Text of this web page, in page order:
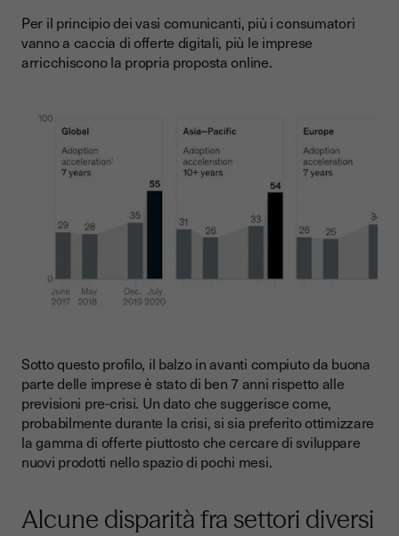
Per il principio dei vasi comunicanti, più i consumatori
vanno a caccia di offerte digitali, più le imprese
arricchiscono la propria proposta online.
Sotto questo profilo, il balzo in avanti compiuto da buona
parte delle imprese è stato di ben 7 anni rispetto alle
previsioni pre-crisi. Un dato che suggerisce come,
probabilmente durante la crisi, si sia preferito ottimizzare
la gamma di offerte piuttosto che cercare di sviluppare
nuovi prodotti nello spazio di pochi mesi.
Alcune disparità fra settori diversi